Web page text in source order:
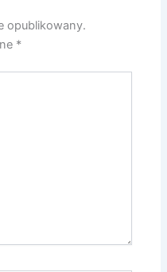
opublikowany.
*